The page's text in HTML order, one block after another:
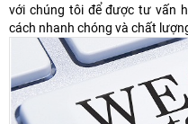
với chúng tôi để được tư vấn
cách nhanh chóng và chất